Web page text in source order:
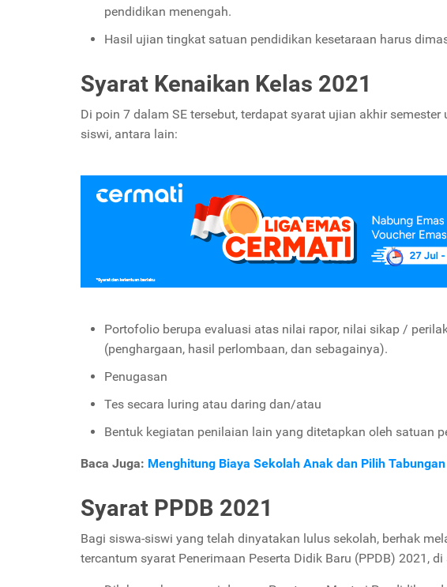
pendidikan menengah.
Hasil ujian tingkat satuan pendidikan kesetaraan harus
Syarat Kenaikan Kelas 2021
Di poin 7 dalam SE tersebut, terdapat syarat ujian akhir
siswi, antara lain:
Portofolio berupa evaluasi atas nilai rapor, nilai sikap /
(penghargaan, hasil perlombaan, dan sebagainya).
Penugasan
Tes secara luring atau daring dan/atau
Bentuk kegiatan penilaian lain yang ditetapkan oleh satuan
Baca Juga: Menghitung Biaya Sekolah Anak dan Pilih
Syarat PPDB 2021
Bagi siswa-siswi yang telah dinyatakan lulus sekolah, berhak
tercantum syarat Penerimaan Peserta Didik Baru (PPDB) 2021,